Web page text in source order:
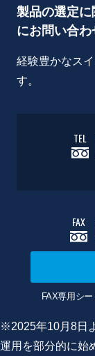
製品の選定
にお問い合わ
経験豊かなス
す。
TEL
FAX
FAX専用シ
※2025年10月8日
運用を部分的に始